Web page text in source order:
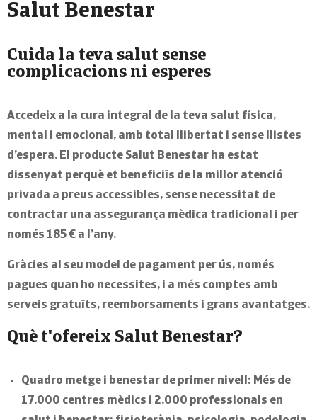
Salut Benestar
Cuida la teva salut sense
complicacions ni esperes
Accedeix a la cura integral de la teva salut física,
mental i emocional, amb total llibertat i sense llistes
d’espera. El producte Salut Benestar ha estat
dissenyat perquè et beneficiïs de la millor atenció
privada a preus accessibles, sense necessitat de
contractar una assegurança mèdica tradicional i per
només 185 € a l’any.
Gràcies al seu model de pagament per ús, només
pagues quan ho necessites, i a més comptes amb
serveis gratuïts, reemborsaments i grans avantatges.
Què t'ofereix Salut Benestar?
Quadro metge i benestar de primer nivell: Més de
17.000 centres mèdics i 2.000 professionals en